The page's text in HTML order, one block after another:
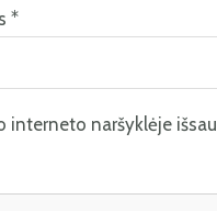
*
interneto naršyklėje